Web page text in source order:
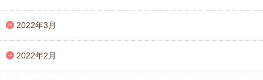
2022年3月
2022年2月